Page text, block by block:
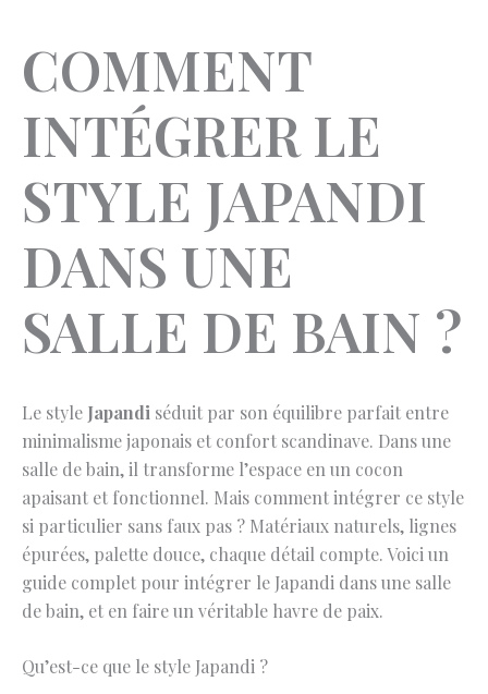
COMMENT
INTÉGRER LE
STYLE JAPANDI
DANS UNE
SALLE DE BAIN ?
Le style Japandi séduit par son équilibre parfait entre
minimalisme japonais et confort scandinave. Dans une
salle de bain, il transforme l’espace en un cocon
apaisant et fonctionnel. Mais comment intégrer ce style
si particulier sans faux pas ? Matériaux naturels, lignes
épurées, palette douce, chaque détail compte. Voici un
guide complet pour intégrer le Japandi dans une salle
de bain, et en faire un véritable havre de paix.
Qu’est-ce que le style Japandi ?